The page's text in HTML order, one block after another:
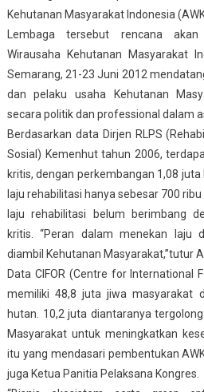
Kehutanan Masyarakat Indonesia
Lembaga tersebut rencana
Wirausaha Kehutanan Masyarakat
Semarang, 21-23 Juni 2012
dan pelaku usaha Kehutanan
secara politik dan professional dalam
Berdasarkan data Dirjen RLPS
Sosial) Kemenhut tahun 2006,
kritis, dengan perkembangan 1,08
laju rehabilitasi hanya sebesar 700
laju rehabilitasi belum berimbang
kritis. “Peran dalam menekan laju
diambil Kehutanan Masyarakat,”tutur
Data CIFOR (Centre for International
memiliki 48,8 juta jiwa masyarakat
hutan. 10,2 juta diantaranya
Masyarakat untuk meningkatkan
itu yang mendasari pembentukan
juga Ketua Panitia Pelaksana Kongres.